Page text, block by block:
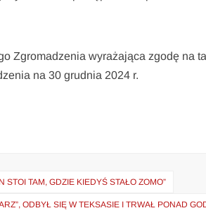
Zgromadzenia wyrażająca zgodę na
na 30 grudnia 2024 r.
STOI TAM, GDZIE KIEDYŚ STAŁO ZOMO”
ODBYŁ SIĘ W TEKSASIE I TRWAŁ PONAD